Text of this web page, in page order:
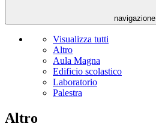
navigazione
Visualizza tutti
Altro
Aula Magna
Edificio scolastico
Laboratorio
Palestra
Altro